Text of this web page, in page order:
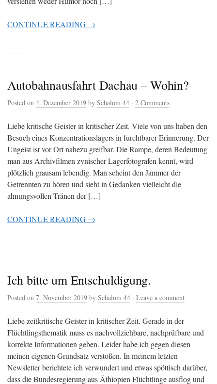
CONTINUE READING →
Autobahnausfahrt Dachau – Wohin?
Posted on 4. Dezember 2019 by Schalom 44 · 2 Comments
Liebe kritische Geister in kritischer Zeit. Viele von uns haben den
Besuch eines Konzentrationslagers in furchtbarer Erinnerung. Der
Ungeist ist vor Ort nahezu greifbar. Die Rampe, deren Bedeutung
man aus Archivfilmen zynischer Lagerfotografen kennt, wird
plötzlich grausam lebendig. Man scheint den Jammer der
Getrennten zu hören und sieht in Gedanken vielleicht die
ahnungsvollen Tränen der […]
CONTINUE READING →
Ich bitte um Entschuldigung.
Posted on 7. November 2019 by Schalom 44 · Leave a comment
Liebe zeitkritische Geister in kritischer Zeit. Gerade in der
Flüchtlingsthematik muss es nachvollziehbare, nachprüfbare und
korrekte Informationen geben. Leider habe ich gegen diesen
meinen eigenen Grundsatz verstoßen. In meinem letzten
Newsletter berichtete ich verwundert und etwas spöttisch darüber,
dass die Bundesregierung aus Äthiopien Flüchtlinge ausflog und